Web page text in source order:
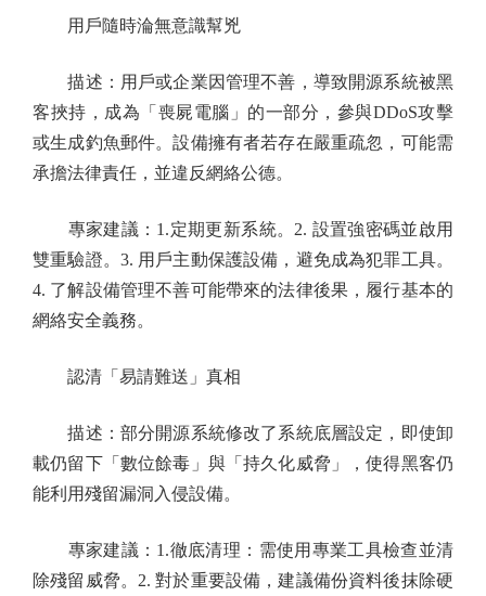
用戶隨時淪無意識幫兇
描述：用戶或企業因管理不善，導致開源系統被黑
客挾持，成為「喪屍電腦」的一部分，參與DDoS攻擊
或生成釣魚郵件。設備擁有者若存在嚴重疏忽，可能需
承擔法律責任，並違反網絡公德。
專家建議：1.定期更新系統。2. 設置強密碼並啟用
雙重驗證。3. 用戶主動保護設備，避免成為犯罪工具。
4. 了解設備管理不善可能帶來的法律後果，履行基本的
網絡安全義務。
認清「易請難送」真相
描述：部分開源系統修改了系統底層設定，即使卸
載仍留下「數位餘毒」與「持久化威脅」，使得黑客仍
能利用殘留漏洞入侵設備。
專家建議：1.徹底清理：需使用專業工具檢查並清
除殘留威脅。2. 對於重要設備，建議備份資料後抹除硬